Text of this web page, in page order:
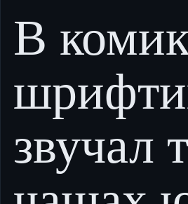
В
звучал